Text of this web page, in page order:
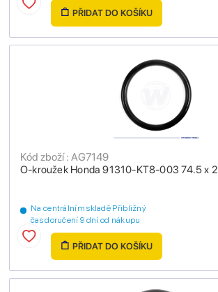
PŘIDAT DO KOŠÍKU
O-kroužek Honda 91310-KT8-003 74.5 x 2
Kód zboží : AG7149
Na centrálním skladě Přibližný
čas doručení 9 dní od nákupu
PŘIDAT DO KOŠÍKU